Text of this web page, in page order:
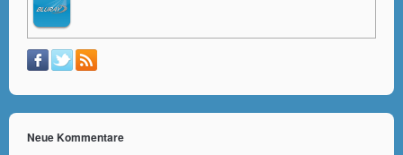
Neue Kommentare